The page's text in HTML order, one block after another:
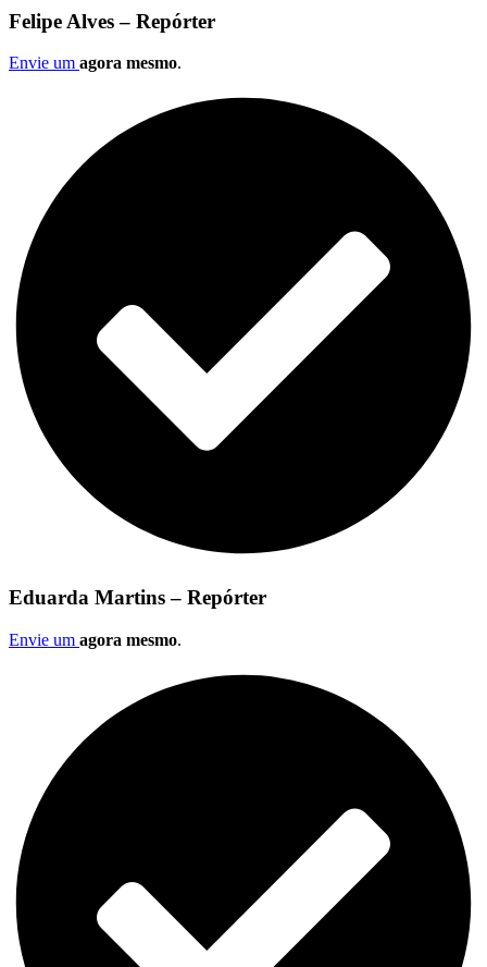
Felipe Alves – Repórter
Envie um agora mesmo.
Eduarda Martins – Repórter
Envie um agora mesmo.